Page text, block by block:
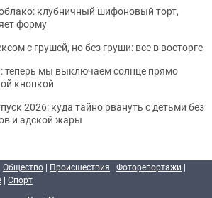
клубничный шифоновый торт,
форму
с грушей, но без груши: все в восторге
теперь мы выключаем солнце прямо
кнопкой
2026: куда тайно рвануть с детьми без
и адской жары
Общество | Происшествия | Фоторепортажи |
| Спорт